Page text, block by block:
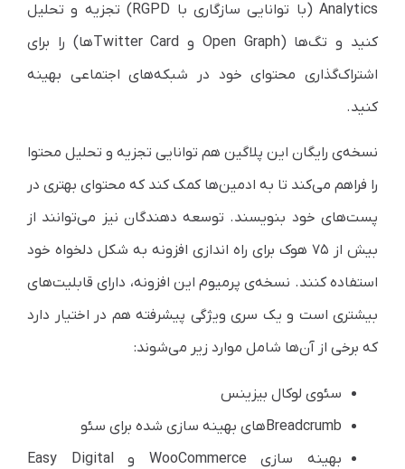
Analytics (با توانایی سازگاری با RGPD) تجزیه و تحلیل
کنید و تگ‌ها (Open Graph و Twitter Cardها) را برای
اشتراک‌گذاری محتوای خود در شبکه‌های اجتماعی بهینه
کنید.
نسخه‌ی رایگان این پلاگین هم توانایی تجزیه و تحلیل محتوا
را فراهم می‌کند تا به ادمین‌ها کمک کند که محتوای بهتری در
پست‌های خود بنویسند. توسعه دهندگان نیز می‌توانند از
بیش از ۷۵ هوک برای راه اندازی افزونه به شکل دلخواه خود
استفاده کنند. نسخه‌ی پرمیوم این افزونه، دارای قابلیت‌های
بیشتری است و یک سری ویژگی پیشرفته هم در اختیار دارد
که برخی از آن‌ها شامل موارد زیر می‌شوند:
سئوی لوکال بیزینس
Breadcrumbهای بهینه سازی شده برای سئو
بهینه سازی WooCommerce و Easy Digital